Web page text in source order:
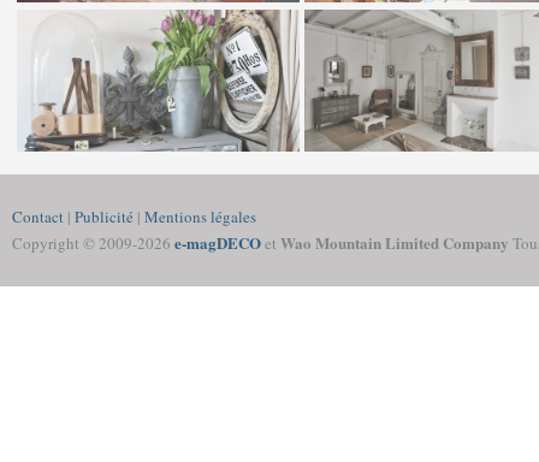
Contact | Publicité | Mentions légales
Copyright © 2009-2026 e-magDECOet Wao Mountain Limited Company